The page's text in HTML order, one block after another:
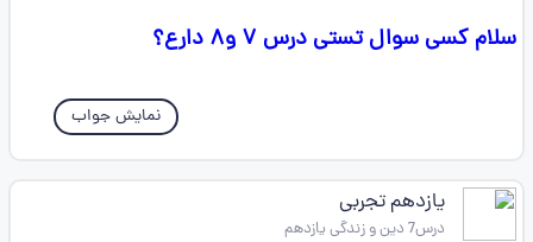
سلام کسی سوال تستی درس ۷ و۸ دارع؟
نمایش جواب
یازدهم تجربی
درس7 دین و زندگی یازدهم